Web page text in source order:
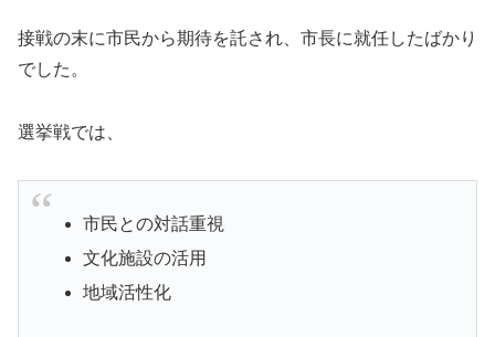
接戦の末に市民から期待を託され、市長に就任したばかり
でした。
選挙戦では、
市民との対話重視
文化施設の活用
地域活性化